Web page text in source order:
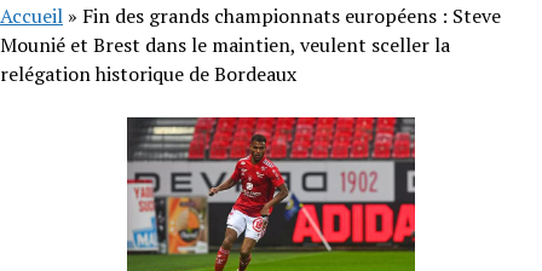
Accueil » Fin des grands championnats européens : Steve
Mounié et Brest dans le maintien, veulent sceller la
relégation historique de Bordeaux